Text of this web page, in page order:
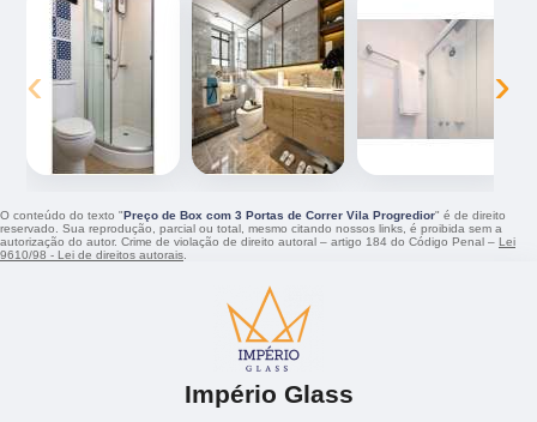
‹ ›
O conteúdo do texto "Preço de Box com 3 Portas de Correr Vila Progredior" é de direito
reservado. Sua reprodução, parcial ou total, mesmo citando nossos links, é proibida sem a
autorização do autor. Crime de violação de direito autoral – artigo 184 do Código Penal – Lei
9610/98 - Lei de direitos autorais.
Império Glass